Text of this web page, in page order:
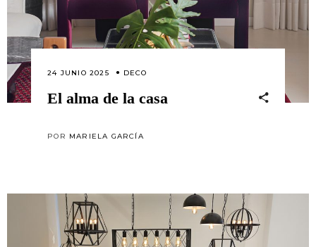
24 JUNIO 2025 DECO
El alma de la casa
POR MARIELA GARCÍA